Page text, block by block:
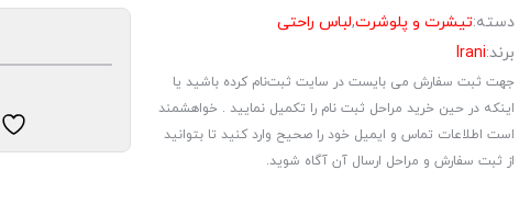
دسته:تیشرت و پلوشرت,لباس راحتی
برند:Irani
جهت ثبت سفارش می بایست در سایت ثبت‌نام کرده باشید یا
اینکه در حین خرید مراحل ثبت نام را تکمیل نمایید . خواهشمند
است اطلاعات تماس و ایمیل خود را صحیح وارد کنید تا بتوانید
از ثبت سفارش و مراحل ارسال آن آگاه شوید.